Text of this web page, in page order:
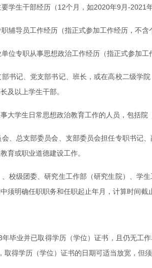
学生干部经历（12个月，如2020年9月-2021
辅导员工作经历（指正式参加工作经历，不
位专职从事思想政治工作经历（指正式参加
书记、党支部书记、班长，或在高校二级学
及以上学生干部。
大学生日常思想政治教育工作的人员，包括
、总支部委员会、支部委员会担任专职书记
育或职业道德建设工作。
校级团委、研究生工作部（研究生院）、学
须明确任职职务和任职起止年月，计算时间截
毕业并已取得学历（学位）证书，且仍无
得学历（学位）证书的日期可适当放宽，但